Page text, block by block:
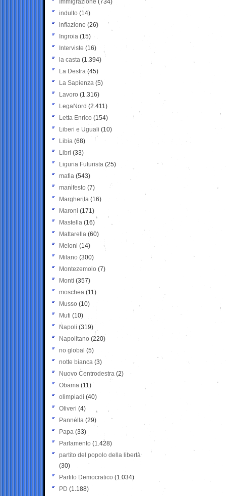
Immigrazione (734)
indulto (14)
inflazione (26)
Ingroia (15)
Interviste (16)
la casta (1.394)
La Destra (45)
La Sapienza (5)
Lavoro (1.316)
LegaNord (2.411)
Letta Enrico (154)
Liberi e Uguali (10)
Libia (68)
Libri (33)
Liguria Futurista (25)
mafia (543)
manifesto (7)
Margherita (16)
Maroni (171)
Mastella (16)
Mattarella (60)
Meloni (14)
Milano (300)
Montezemolo (7)
Monti (357)
moschea (11)
Musso (10)
Muti (10)
Napoli (319)
Napolitano (220)
no global (5)
notte bianca (3)
Nuovo Centrodestra (2)
Obama (11)
olimpiadi (40)
Oliveri (4)
Pannella (29)
Papa (33)
Parlamento (1.428)
partito del popolo della libertà
(30)
Partito Democratico (1.034)
PD (1.188)